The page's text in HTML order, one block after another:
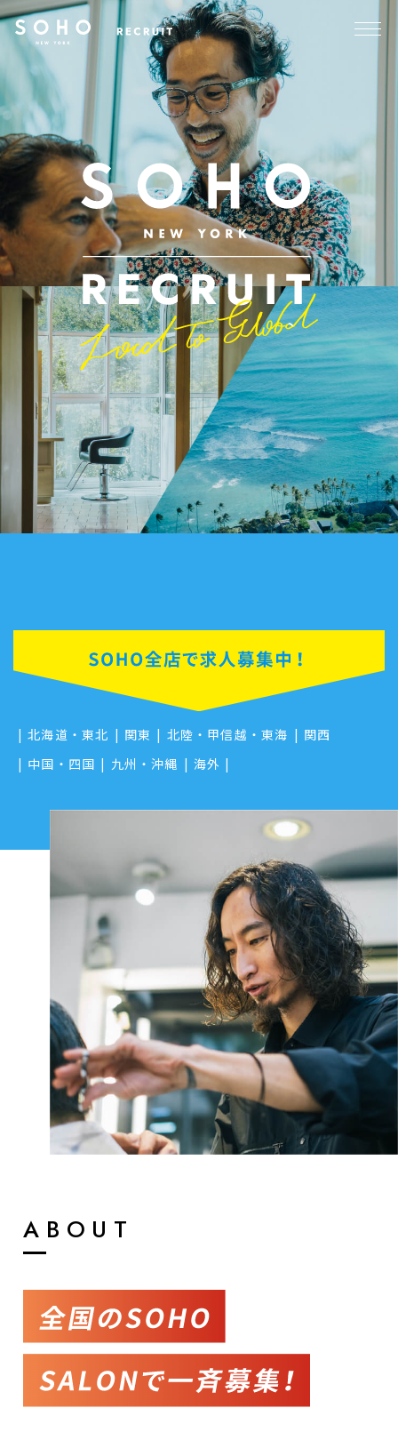
北海道・東北 関東 北陸・甲信越・東海
関西
中国・四国
九州・沖縄 海外
ABOUT
大好きな美容と
ハワイ生活を満喫しながら、
収入もアップ!
充実の日々を送っています。
■ハワイ コオリナ店 MANAGER
Yuka Idota
いシャンプーは初めて！」と、技術料金以上のチップ
をいただく事もありとても感動しました。
ハワイで仕事をすることの
覚です。そして日本で働いていた時には考えられない
程のお給料をいただき、仕事もプライベートも充実し
た生活を送っています。
現在就職活動中の美容師の
皆さんに一言
海外で働くことに興味はあるけどちょっと不安・・と
いう方は、一度日本のSOHOで経験を積んでから海外
へチャレンジする、という選択肢もあります。海外で
働くことは想像以上の人生経験ができると思うので、
是非チャレンジしてみてください！
留学経験を活かして仕事を
したい、という夢を実現。
お客様との信頼関係が
何よりの喜びです。
■ハワイ カハラ店 MANAGER
Masashi Sakai
数年経験し、さらにスキルアップをしたいと思い、ハ
ワイ勤務を希望しました。
どんな時に仕事のやりがいや
以上離れており、働く店舗が変わっても遠路はるばる
私を指名してご来店いただき、「また来るよ！」と言
っていただけた時はとても嬉しかったです。
ハワイで仕事をすることの
魅力は何ですか？
東京育ちの私にとって、海や山に囲まれた自然あふれ
るハワイで仕事ができることは大きな魅力です。ハワ
イという土地柄、サロンには世界各国のお客様が来店
されます。髪質ごとの対応の仕方やコミュニケーショ
ンなど、今でも毎日が勉強です。
自由な提案を求められる
やりがいと、収入面の魅力、
ハワイには素晴らしい
体験が待っています。
■ハワイ イリカイ店
GENERAL MANAGER
Azuma Ogawa
由。カウンセリングをしっかりして、自分が良いと思
う提案をしたときに、「あなたに任せるわ。あなたが
良いと思うものをやって。」と言われた時は俄然やる
ハワイで仕事をすることの
フルコミッションで働いているので自分の頑張り次第
でお給料が増えます。また、チップ文化もあり、おか
げさまで日本で働いていた時とは比べ物にならない沢
山のお給料をいただいています。
現在就職活動中の
美容師の皆さんに一言
勇気を持って一歩踏み出した人には素晴らしい体験が
待っています。SOHOにはその気持ちを全力でサポー
トする環境が整っているので安心して飛び込んでみて
ください。